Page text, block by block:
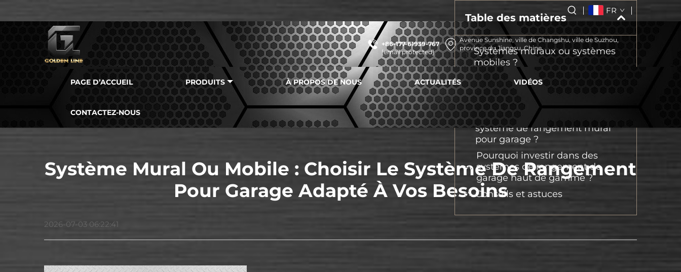
FR
+86-177-61939-767
[email protected]
Avenue Sunshine, ville de Changshu, ville de Suzhou,
province du Jiangsu, Chine
PAGE D’ACCUEIL PRODUITS À PROPOS DE NOUS ACTUALITÉS VIDÉOS
CONTACTEZ-NOUS
Système Mural Ou Mobile : Choisir Le Système De Rangement
Pour Garage Adapté À Vos Besoins
2026-07-03 06:22:41
Table des matières
Systèmes muraux ou systèmes
mobiles ?
Comment choisir le meilleur
système de rangement pour
votre garage ?
Que rechercher dans un
système de rangement mural
pour garage ?
Pourquoi investir dans des
systèmes de rangement de
garage haut de gamme ?
Conseils et astuces